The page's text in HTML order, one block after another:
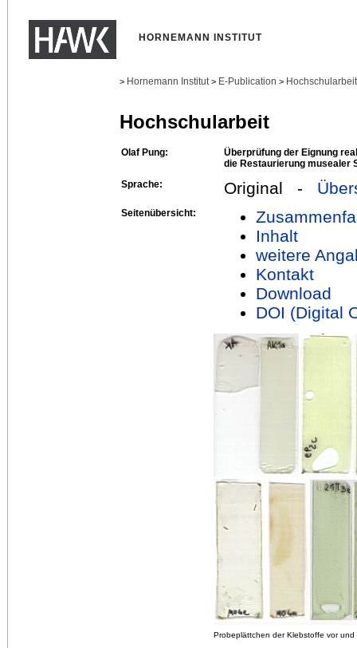
HORNEMANN INSTITUT
> Hornemann Institut > E-Publication >
Hochschularbeit
Olaf Pung:
Überprüfung der Eignung
die Restaurierung musealer
Sprache:
Original -
Seitenübersicht:
Inhalt
weitere
Kontakt
Download
DOI (Digital
Probeplättchen der Klebstoffe vor